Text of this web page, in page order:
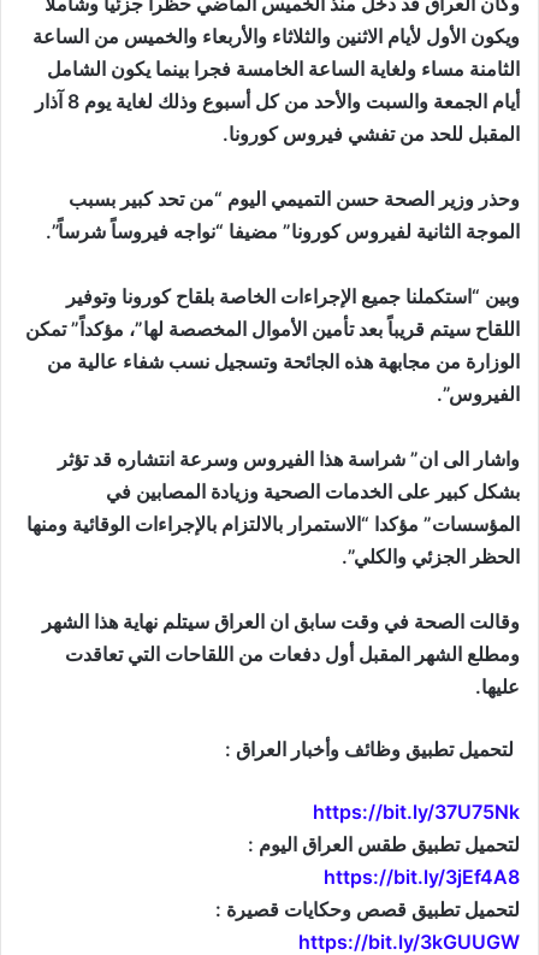
ويكون الأول لأيام الاثنين والثلاثاء والأربعاء والخميس من الساعة
الثامنة مساء ولغاية الساعة الخامسة فجرا بينما يكون الشامل
أيام الجمعة والسبت والأحد من كل أسبوع وذلك لغاية يوم 8 آذار
المقبل للحد من تفشي فيروس كورونا.
وحذر وزير الصحة حسن التميمي اليوم “من تحد كبير بسبب
الموجة الثانية لفيروس كورونا” مضيفا “نواجه فيروساً شرساً”.
وبين “استكملنا جميع الإجراءات الخاصة بلقاح كورونا وتوفير
اللقاح سيتم قريباً بعد تأمين الأموال المخصصة لها”، مؤكداً” تمكن
الوزارة من مجابهة هذه الجائحة وتسجيل نسب شفاء عالية من
الفيروس”.
واشار الى ان” شراسة هذا الفيروس وسرعة انتشاره قد تؤثر
بشكل كبير على الخدمات الصحية وزيادة المصابين في
المؤسسات” مؤكدا “الاستمرار بالالتزام بالإجراءات الوقائية ومنها
الحظر الجزئي والكلي”.
وقالت الصحة في وقت سابق ان العراق سيتلم نهاية هذا الشهر
ومطلع الشهر المقبل أول دفعات من اللقاحات التي تعاقدت
عليها.
لتحميل تطبيق وظائف وأخبار العراق :
https://bit.ly/37U75Nk
لتحميل تطبيق طقس العراق اليوم :
https://bit.ly/3jEf4A8
لتحميل تطبيق قصص وحكايات قصيرة :
https://bit.ly/3kGUUGW